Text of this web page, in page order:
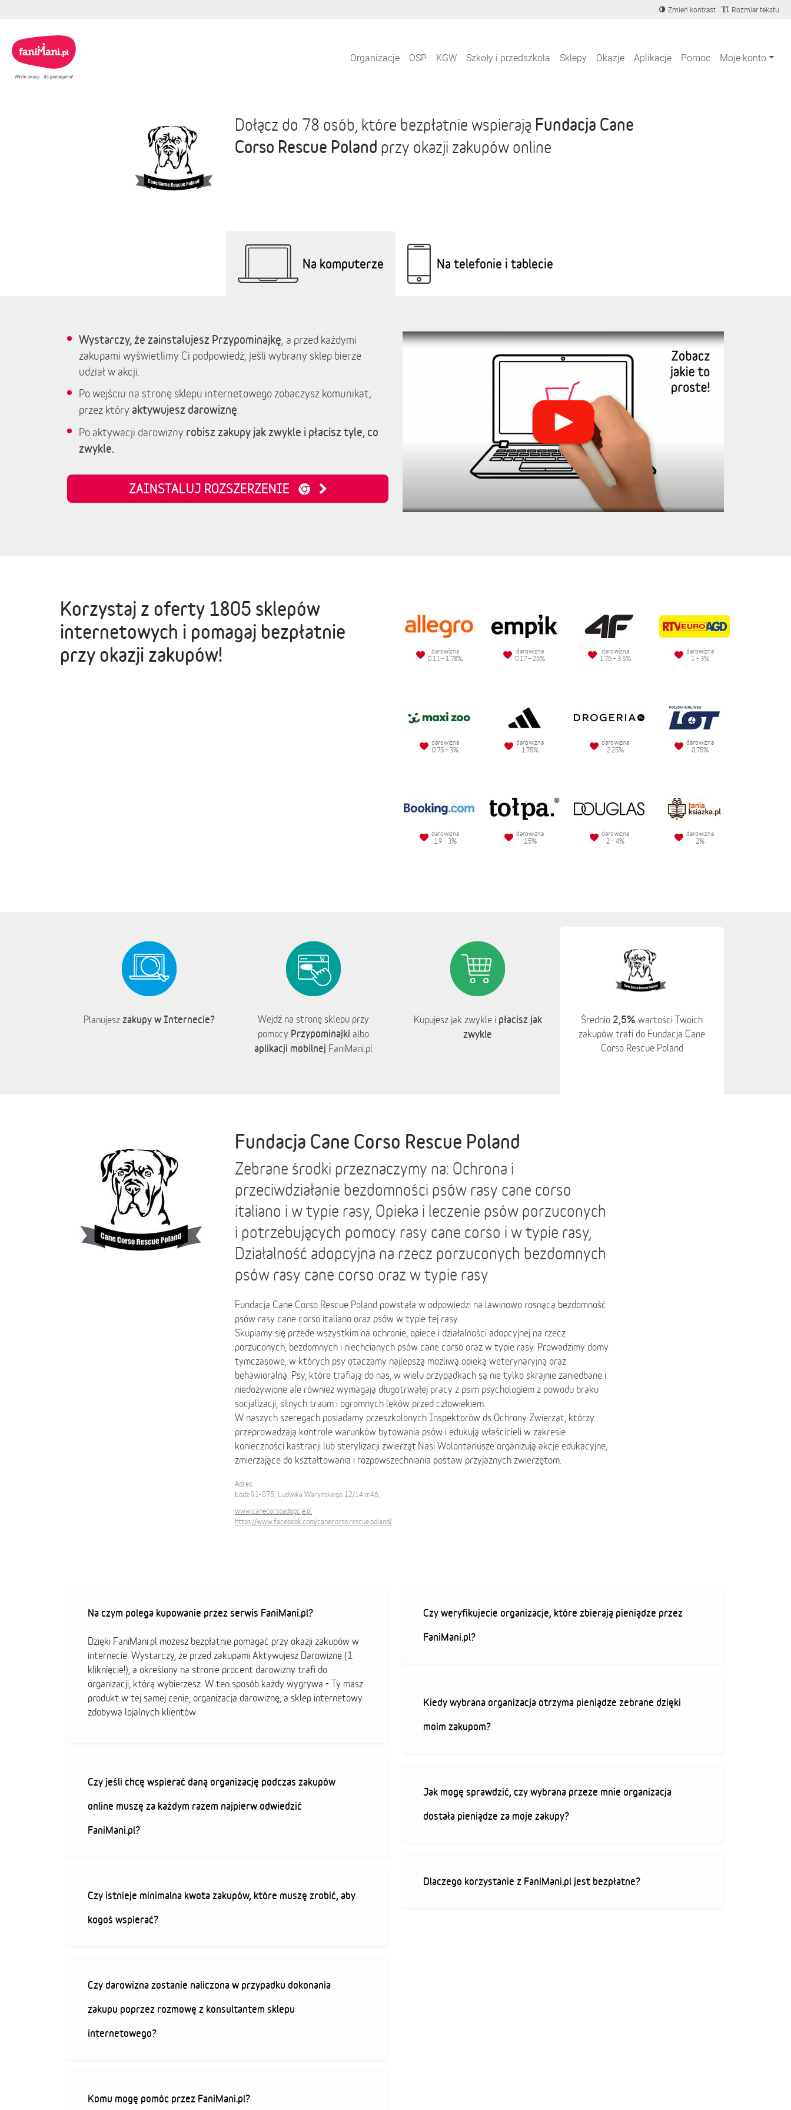
Zmień kontrast Rozmiar tekstu
Organizacje OSP KGW Szkoły i przedszkola Sklepy Okazje Aplikacje Pomoc Moje konto
Dołącz do 78 osób, które bezpłatnie wspierają Fundacja Cane
Corso Rescue Poland przy okazji zakupów online
Na komputerze Na telefonie i tablecie
Wystarczy, że zainstalujesz Przypominajkę, a przed każdymi
zakupami wyświetlimy Ci podpowiedź, jeśli wybrany sklep bierze
udział w akcji.
Po wejściu na stronę sklepu internetowego zobaczysz komunikat,
przez który aktywujesz darowiznę
Po aktywacji darowizny robisz zakupy jak zwykle i płacisz tyle, co
zwykle.
ZAINSTALUJ ROZSZERZENIE
Korzystaj z oferty 1805 sklepów
internetowych i pomagaj bezpłatnie
przy okazji zakupów!
darowizna
0.11 - 1.78%
darowizna
0.17 - 25%
darowizna
1.75 - 3.5%
darowizna
1 - 3%
darowizna
0.75 - 3%
darowizna
1.75%
darowizna
2.25%
darowizna
0.75%
darowizna
1.9 - 3%
darowizna
1.5%
darowizna
2 - 4%
darowizna
2%
Planujesz zakupy w Internecie?
Wejdź na stronę sklepu przy
pomocy Przypominajki albo
aplikacji mobilnej FaniMani.pl
Kupujesz jak zwykle i płacisz jak
zwykle
Średnio 2,5% wartości Twoich
zakupów trafi do Fundacja Cane
Corso Rescue Poland
Fundacja Cane Corso Rescue Poland
Zebrane środki przeznaczymy na: Ochrona i
przeciwdziałanie bezdomności psów rasy cane corso
italiano i w typie rasy, Opieka i leczenie psów porzuconych
i potrzebujących pomocy rasy cane corso i w typie rasy,
Działalność adopcyjna na rzecz porzuconych bezdomnych
psów rasy cane corso oraz w typie rasy
Fundacja Cane Corso Rescue Poland powstała w odpowiedzi na lawinowo rosnącą bezdomność
psów rasy cane corso italiano oraz psów w typie tej rasy.
Skupiamy się przede wszystkim na ochronie, opiece i działalności adopcyjnej na rzecz
porzuconych, bezdomnych i niechcianych psów cane corso oraz w typie rasy. Prowadzimy domy
tymczasowe, w których psy otaczamy najlepszą możliwą opieką weterynaryjną oraz
behawioralną. Psy, które trafiają do nas, w wielu przypadkach są nie tylko skrajnie zaniedbane i
niedożywione ale również wymagają długotrwałej pracy z psim psychologiem z powodu braku
socjalizacji, silnych traum i ogromnych lęków przed człowiekiem.
W naszych szeregach posiadamy przeszkolonych Inspektorów ds Ochrony Zwierząt, którzy
przeprowadzają kontrole warunków bytowania psów i edukują właścicieli w zakresie
konieczności kastracji lub sterylizacji zwierząt.Nasi Wolontariusze organizują akcje edukacyjne,
zmierzające do kształtowania i rozpowszechniania postaw przyjaznych zwierzętom.
Adres:
Łódź 91-075, Ludwika Waryńskiego 12/14 m46,
www.canecorsoadopcje.pl
https://www.facebook.com/canecorso.rescue.poland/
Na czym polega kupowanie przez serwis FaniMani.pl?
Dzięki FaniMani.pl możesz bezpłatnie pomagać przy okazji zakupów w
internecie. Wystarczy, że przed zakupami Aktywujesz Darowiznę (1
kliknięcie!), a określony na stronie procent darowizny trafi do
organizacji, którą wybierzesz. W ten sposób każdy wygrywa - Ty masz
produkt w tej samej cenie, organizacja darowiznę, a sklep internetowy
zdobywa lojalnych klientów
Czy jeśli chcę wspierać daną organizację podczas zakupów
online muszę za każdym razem najpierw odwiedzić
FaniMani.pl?
Czy istnieje minimalna kwota zakupów, które muszę zrobić, aby
kogoś wspierać?
Czy darowizna zostanie naliczona w przypadku dokonania
zakupu poprzez rozmowę z konsultantem sklepu
internetowego?
Komu mogę pomóc przez FaniMani.pl?
Czy weryfikujecie organizacje, które zbierają pieniądze przez
FaniMani.pl?
Kiedy wybrana organizacja otrzyma pieniądze zebrane dzięki
moim zakupom?
Jak mogę sprawdzić, czy wybrana przeze mnie organizacja
dostała pieniądze za moje zakupy?
Dlaczego korzystanie z FaniMani.pl jest bezpłatne?